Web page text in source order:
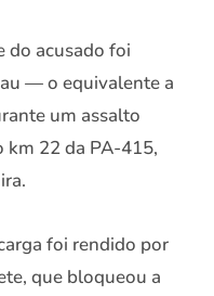
do acusado foi
— o equivalente a
um assalto
km 22 da PA-415,
foi rendido por
que bloqueou a